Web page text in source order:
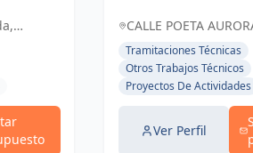
acústica. Expedición
licencias de apertura,
elaboración de
documentación técnica,
CALLE POETA
ALBORNOZ, 4,
Tramitaciones Técnicas
Otros Trabajos Técnicos
Proyectos De Actividades
Ver Perfil